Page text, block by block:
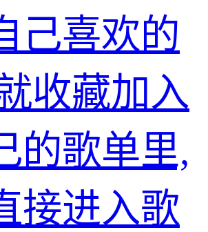
己喜欢的
收藏加入
的歌单里,
接进入歌